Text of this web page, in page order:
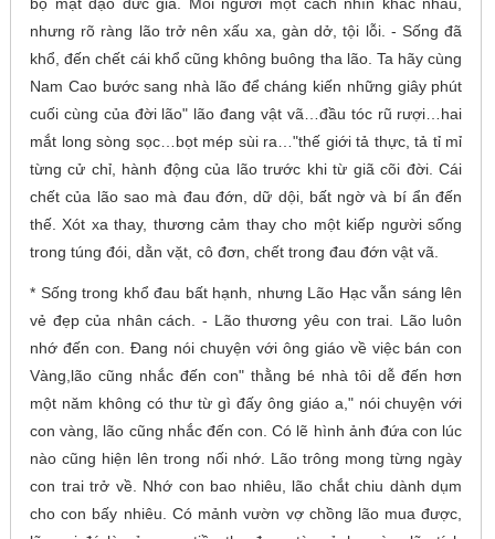
nhưng rõ ràng lão trở nên xấu xa, gàn dở, tội lỗi. - Sống đã
khổ, đến chết cái khổ cũng không buông tha lão. Ta hãy cùng
Nam Cao bước sang nhà lão để cháng kiến những giây phút
cuối cùng của đời lão" lão đang vật vã…đầu tóc rũ rượi…hai
mắt long sòng sọc…bọt mép sùi ra…"thế giới tả thực, tả tỉ mỉ
từng cử chỉ, hành động của lão trước khi từ giã cõi đời. Cái
chết của lão sao mà đau đớn, dữ dội, bất ngờ và bí ẩn đến
thế. Xót xa thay, thương cảm thay cho một kiếp người sống
trong túng đói, dằn vặt, cô đơn, chết trong đau đớn vật vã.
* Sống trong khổ đau bất hạnh, nhưng Lão Hạc vẫn sáng lên
vẻ đẹp của nhân cách. - Lão thương yêu con trai. Lão luôn
nhớ đến con. Đang nói chuyện với ông giáo về việc bán con
Vàng,lão cũng nhắc đến con" thằng bé nhà tôi dễ đến hơn
một năm không có thư từ gì đấy ông giáo a," nói chuyện với
con vàng, lão cũng nhắc đến con. Có lẽ hình ảnh đứa con lúc
nào cũng hiện lên trong nối nhớ. Lão trông mong từng ngày
con trai trở về. Nhớ con bao nhiêu, lão chắt chiu dành dụm
cho con bấy nhiêu. Có mảnh vườn vợ chồng lão mua được,